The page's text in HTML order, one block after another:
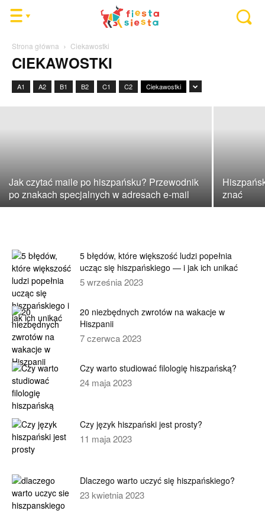
Strona główna Ciekawostki
CIEKAWOSTKI
A1 A2 B1 B2 C1 C2 Ciekawostki
Czym jest kawa cortado? Wyjątkowy
smak z Hiszpanii
21 października 2025
Jak czytać maile po hiszpańsku? Przewodnik
po znakach specjalnych w adresach e-mail
znać
5 błędów, które większość ludzi popełnia
ucząc się hiszpańskiego — i jak ich unikać
5 września 2023
20 niezbędnych zwrotów na wakacje w
Hiszpanii
7 czerwca 2023
Czy warto studiować filologię hiszpańską?
24 maja 2023
Czy język hiszpański jest prosty?
11 maja 2023
Dlaczego warto uczyć się hiszpańskiego?
23 kwietnia 2023